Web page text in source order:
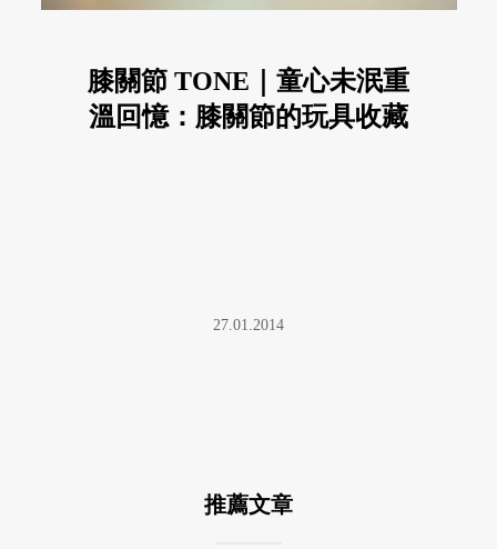
膝關節 TONE｜童心未泯重
溫回憶：膝關節的玩具收藏
27.01.2014
推薦文章